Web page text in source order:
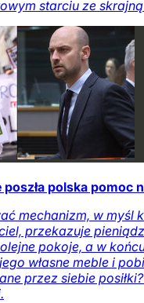
starciu ze
polska pomoc
mechanizm, w myśl
przekazuje
pokoje, a w
własne meble i
przez siebie